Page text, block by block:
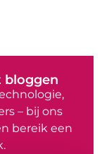
bloggen
– bij ons
bereik een